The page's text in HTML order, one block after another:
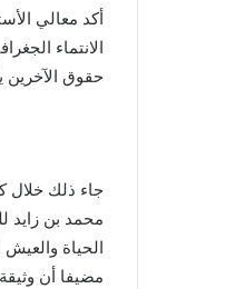
أكد معالي
الانتماء
حقوق الآخرين
جاء ذلك خلال
محمد بن زايد
الحياة
مضيفا أن